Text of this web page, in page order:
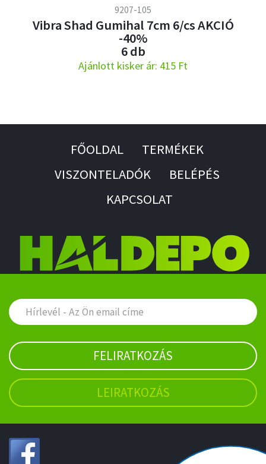
9207-105
Vibra Shad Gumihal 7cm 6/cs AKCIÓ
-40%
6 db
Ajánlott kisker ár: 415 Ft
FŐOLDAL
TERMÉKEK
VISZONTELADÓK
BELÉPÉS
KAPCSOLAT
FELIRATKOZÁS
LEIRATKOZÁS